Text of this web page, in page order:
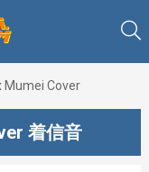
Mumei Cover
着信音